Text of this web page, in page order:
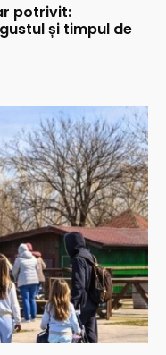
potrivit:
și timpul de